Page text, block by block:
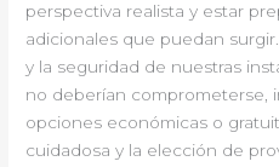
perspectiva realista y estar
adicionales que puedan
y la seguridad de nuestras
no deberían comprometerse,
opciones económicas o
cuidadosa y la elección de